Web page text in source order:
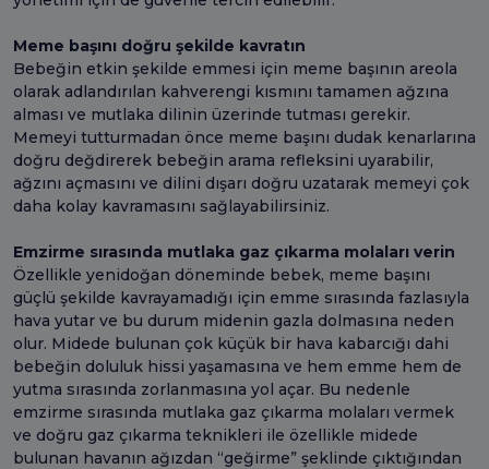
Meme başını doğru şekilde kavratın
Bebeğin etkin şekilde emmesi için meme başının areola
olarak adlandırılan kahverengi kısmını tamamen ağzına
alması ve mutlaka dilinin üzerinde tutması gerekir.
Memeyi tutturmadan önce meme başını dudak kenarlarına
doğru değdirerek bebeğin arama refleksini uyarabilir,
ağzını açmasını ve dilini dışarı doğru uzatarak memeyi çok
daha kolay kavramasını sağlayabilirsiniz.
Emzirme sırasında mutlaka gaz çıkarma molaları verin
Özellikle yenidoğan döneminde bebek, meme başını
güçlü şekilde kavrayamadığı için emme sırasında fazlasıyla
hava yutar ve bu durum midenin gazla dolmasına neden
olur. Midede bulunan çok küçük bir hava kabarcığı dahi
bebeğin doluluk hissi yaşamasına ve hem emme hem de
yutma sırasında zorlanmasına yol açar. Bu nedenle
emzirme sırasında mutlaka gaz çıkarma molaları vermek
ve doğru gaz çıkarma teknikleri ile özellikle midede
bulunan havanın ağızdan “geğirme” şeklinde çıktığından